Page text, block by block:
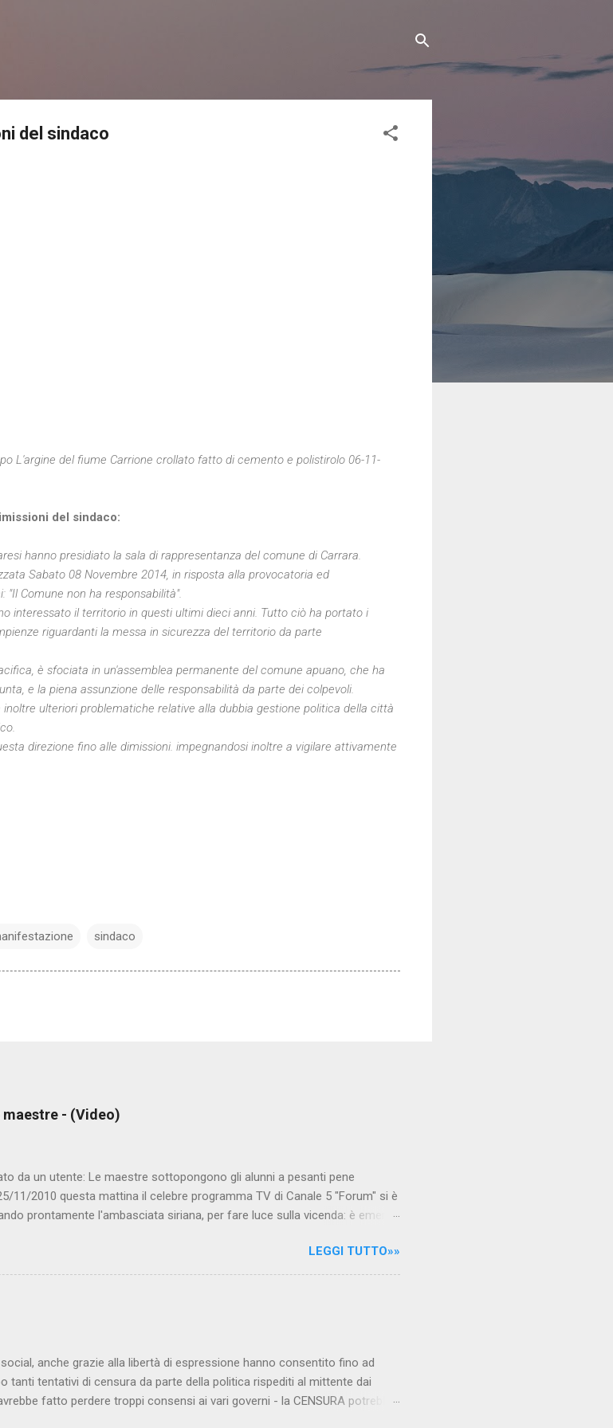
del sindaco
L'argine del fiume Carrione crollato fatto di cemento e polistirolo 06-11-
del sindaco:
hanno presidiato la sala di rappresentanza del comune di Carrara.
Sabato 08 Novembre 2014, in risposta alla provocatoria ed
Comune non ha responsabilità".
interessato il territorio in questi ultimi dieci anni. Tutto ciò ha portato i
riguardanti la messa in sicurezza del territorio da parte
è sfociata in un'assemblea permanente del comune apuano, che ha
e la piena assunzione delle responsabilità da parte dei colpevoli.
ulteriori problematiche relative alla dubbia gestione politica della città
direzione fino alle dimissioni. impegnandosi inoltre a vigilare attivamente
sindaco
- (Video)
da un utente: Le maestre sottopongono gli alunni a pesanti pene
11/2010 questa mattina il celebre programma TV di Canale 5 "Forum" si è
prontamente l'ambasciata siriana, per fare luce sulla vicenda: è emerso
scuola. LEGGI IL SERVIZIO . staff nocensura.com Condividi su Facebook
LEGGI TUTTO»»
anche grazie alla libertà di espressione hanno consentito fino ad
tanti tentativi di censura da parte della politica rispediti al mittente dai
fatto perdere troppi consensi ai vari governi - la CENSURA potrebbe